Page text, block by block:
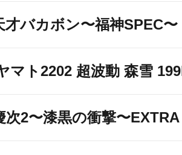
才バカボン〜福神SPEC〜
マト2202 超波動 森雪
次2〜漆黒の衝撃〜